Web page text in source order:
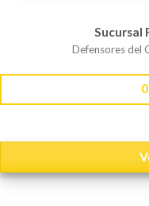
Sucursal
Defensores del